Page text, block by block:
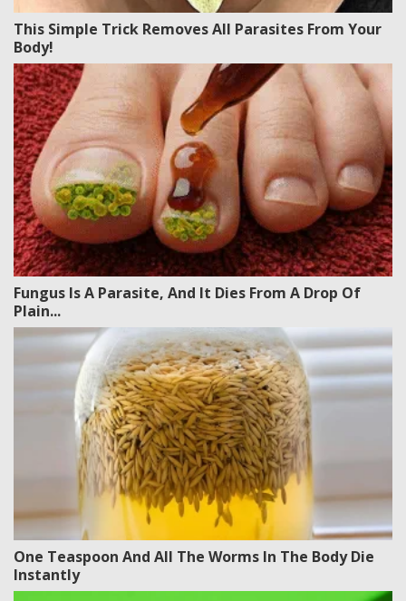
This Simple Trick Removes All Parasites From Your
Body!
Fungus Is A Parasite, And It Dies From A Drop Of
Plain...
One Teaspoon And All The Worms In The Body Die
Instantly